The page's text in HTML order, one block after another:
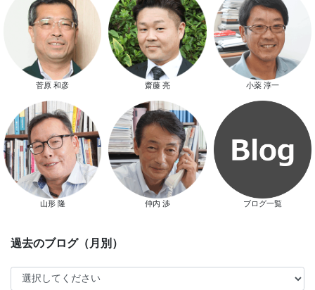
家づくりこぼれ話！
家づくりこぼれ話！
投
の
ー
ジ
送
り
«
ジ
1 …
ペ
ー
91
ペ
ー
ジ
92
ペ
ー
ジ
93 …
ペ
ー
ジ
115
新着のイベント情報
スタッフ別ブログ
菅原 和彦 齋藤 亮 小薬 淳一
山形 隆 仲内 渉 ブログ一覧